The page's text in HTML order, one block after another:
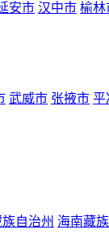
安市 汉中市 榆林
武威市 张掖市 平
自治州 海南藏